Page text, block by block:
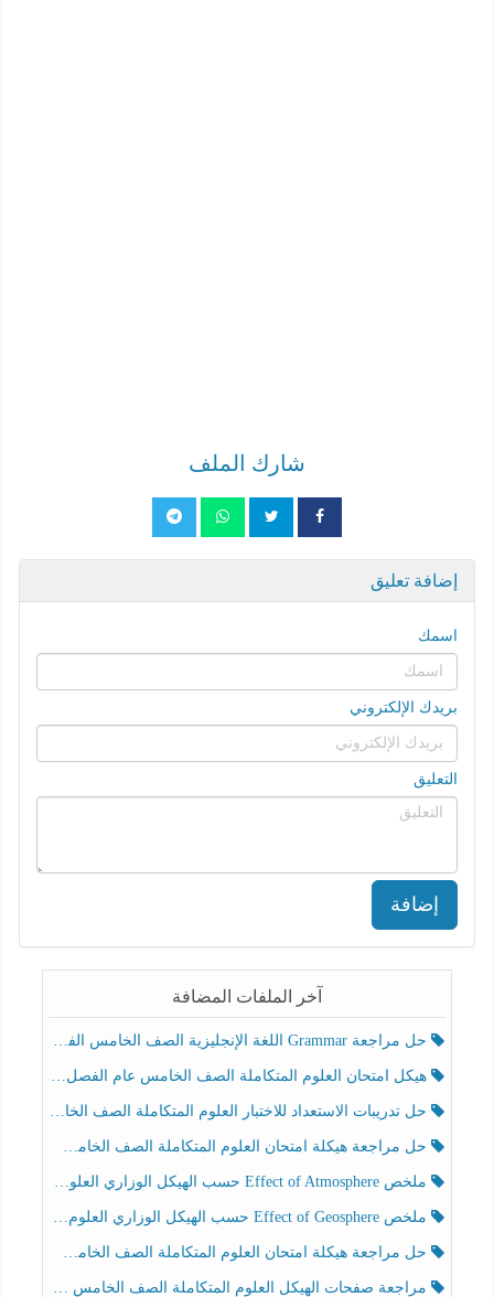
شارك الملف
إضافة تعليق
اسمك
بريدك الإلكتروني
التعليق
إضافة
آخر الملفات المضافة
حل مراجعة Grammar اللغة الإنجليزية الصف الخامس الفصل الثالث
هيكل امتحان العلوم المتكاملة الصف الخامس عام الفصل الدراسي الثالث 2025-2026
حل تدريبات الاستعداد للاختبار العلوم المتكاملة الصف الخامس عام الفصل الثالث
حل مراجعة هيكلة امتحان العلوم المتكاملة الصف الخامس انسبير الفصل الثالث
ملخص Effect of Atmosphere حسب الهيكل الوزاري العلوم المتكاملة الصف الخامس انسبير الفصل الثالث
ملخص Effect of Geosphere حسب الهيكل الوزاري العلوم المتكاملة الصف الخامس انسبير الفصل الثالث
حل مراجعة هيكلة امتحان العلوم المتكاملة الصف الخامس عام الفصل الثالث
مراجعة صفحات الهيكل العلوم المتكاملة الصف الخامس انسبير الفصل الثالث